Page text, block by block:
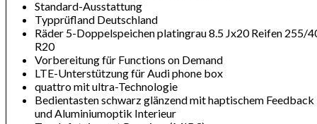
Standard-Ausstattung
Typprüfland Deutschland
Räder 5-Doppelspeichen platingrau 8.5 Jx20 Reifen 255/
R20
Vorbereitung für Functions on Demand
LTE-Unterstützung für Audi phone box
quattro mit ultra-Technologie
Bedientasten schwarz glänzend mit haptischem Feedback
und Aluminiumoptik Interieur